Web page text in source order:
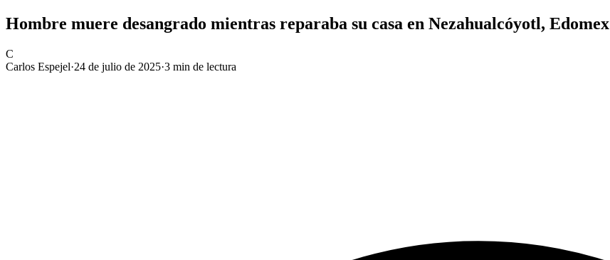
Hombre muere desangrado mientras reparaba su casa en Nezahualcóyotl, Edomex
C
Carlos Espejel·24 de julio de 2025·3 min de lectura